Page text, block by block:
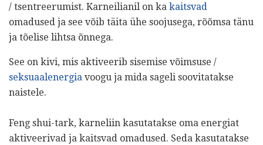
/ tsentreerumist. Karneilianil on ka kaitsvad
omadused ja see võib täita ühe soojusega, rõõmsa tänu
ja tõelise lihtsa õnnega.
See on kivi, mis aktiveerib sisemise võimsuse /
seksuaalenergia voogu ja mida sageli soovitatakse
naistele.
Feng shui-tark, karneliin kasutatakse oma energiat
aktiveerivad ja kaitsvad omadused. Seda kasutatakse